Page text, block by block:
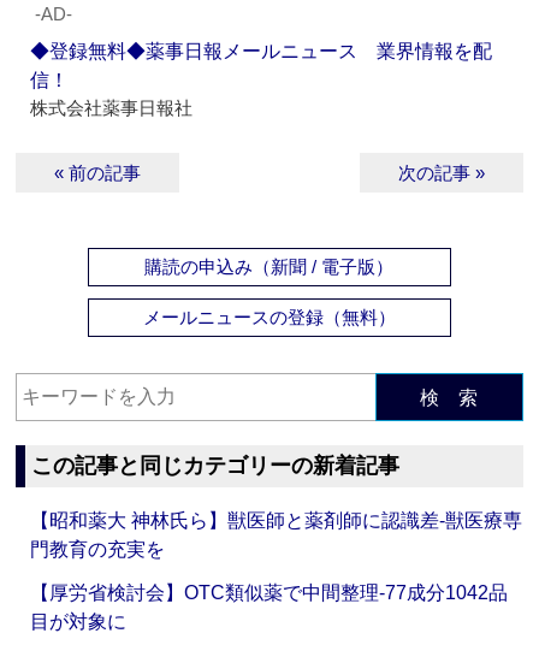
‐AD‐
◆登録無料◆薬事日報メールニュース 業界情報を配
信！
株式会社薬事日報社
« 前の記事 次の記事 »
購読の申込み（新聞 / 電子版）
メールニュースの登録（無料）
検 索
この記事と同じカテゴリーの新着記事
【昭和薬大 神林氏ら】獣医師と薬剤師に認識差‐獣医療専
門教育の充実を
【厚労省検討会】OTC類似薬で中間整理‐77成分1042品
目が対象に